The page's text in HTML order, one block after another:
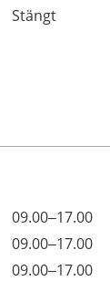
Stängt
09.00–17.00
09.00–17.00
09.00–17.00